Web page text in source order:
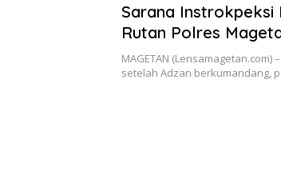
Sarana Instrokpeksi
Rutan Polres
Beribadah
MAGETAN
setelah Adzan berkumandang,